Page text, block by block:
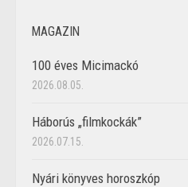
MAGAZIN
100 éves Micimackó
2026.08.05.
Háborús „filmkockák”
2026.07.15.
Nyári könyves horoszkóp